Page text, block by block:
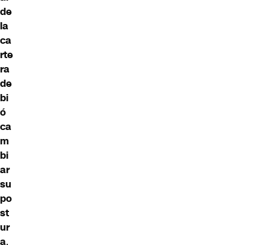
de
la
ca
rte
ra
de
bi
ó
ca
m
bi
ar
su
po
st
ur
a,